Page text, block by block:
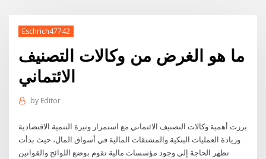
Eschrich47742
ما هو الغرض من وكالات التصنيف
الائتماني
by Editor
برزت أهمية وكالات التصنيف الائتماني مع استمرار وتيرة التنمية الاقتصادية
وزيادة العمليات البنكية والمشتقات المالية في أسواق المال، حيث بدأت
تظهر الحاجة إلى وجود مؤسسات مالية تقوم بوضع اللوائح والقوانين